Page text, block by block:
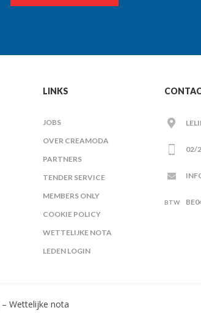
LINKS
JOBS
OVER CREAMODA
PARTNERS
TENDER SERVICE
MEMBERS ONLY
COOKIE POLICY
WETTELIJKE NOTA
LEDEN LOGIN
02/
– Wettelijke nota